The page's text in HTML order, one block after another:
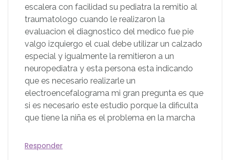
escalera con facilidad su pediatra la remitio al
traumatologo cuando le realizaron la
evaluacion el diagnostico del medico fue pie
valgo izquiergo el cual debe utilizar un calzado
especial y igualmente la remitieron a un
neuropediatra y esta persona esta indicando
que es necesario realizarle un
electroencefalograma mi gran pregunta es que
si es necesario este estudio porque la dificulta
que tiene la niña es el problema en la marcha
Responder